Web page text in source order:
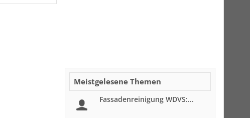
Meistgelesene Themen
Fassadenreinigung WDVS:...